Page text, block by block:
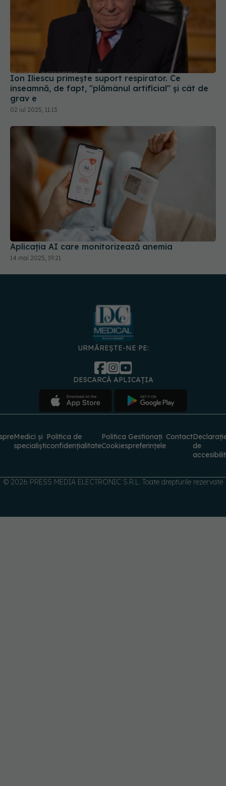
Ion Iliescu primește suport respirator. Ce
înseamnă, de fapt, "plămânul artificial" și cât de
grav e
02 iul 2025, 11:13
Aplicația AI care monitorizează anemia
14 mai 2025, 19:21
URMĂREȘTE-NE PE:
DESCARCĂ APLICAȚIA
Medici și
specialiști
Politica de
confidențialitate
Politica
Cookies
Gestionați
preferințele
Contact
de
© 2026 PRESS MEDIA ELECTRONIC S.R.L. Toate drepturile rezervate